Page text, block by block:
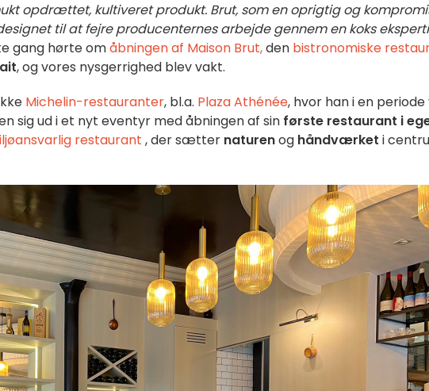
opdrættet, kultiveret produkt. Brut, som en oprigtig og
til at fejre producenternes arbejde gennem en koks
gang hørte omåbningen af Maison Brut,den bistronomiske
, og vores nysgerrighed blev vakt.
Michelin-restauranter, bl.a. Plaza Athénée, hvor han i en
sig ud i et nyt eventyr med åbningen af sin første restaurant i
restaurant , der sætter naturenog håndværket i